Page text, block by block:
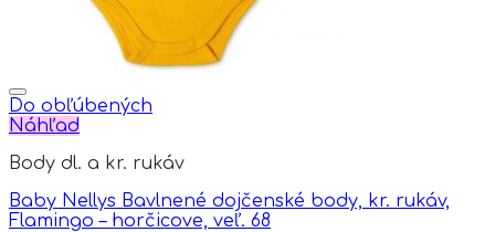
Do obľúbených
Náhľad
Body dl. a kr. rukáv
Baby Nellys Bavlnené dojčenské body, kr. rukáv,
Flamingo – horčicove, veľ. 68